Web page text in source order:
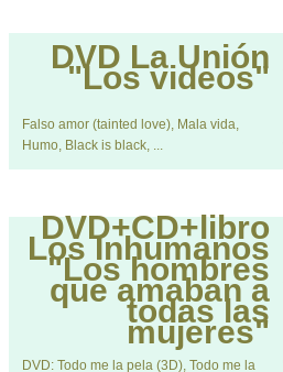
DVD La Unión
"Los videos"
Falso amor (tainted love), Mala vida,
Humo, Black is black, ...
DVD+CD+libro
Los Inhumanos
"Los hombres
que amaban a
todas las
mujeres"
DVD: Todo me la pela (3D), Todo me la